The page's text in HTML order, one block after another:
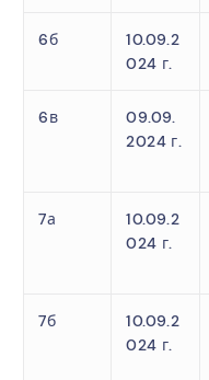
6б
10.09.2
024 г.
6в
09.09.
2024 г.
7а
10.09.2
024 г.
7б
10.09.2
024 г.